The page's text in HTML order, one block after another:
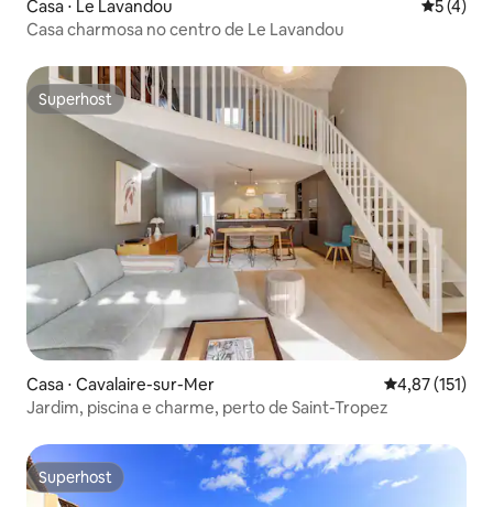
Casa ⋅ Le Lavandou 5 de
5 (4)
Casa charmosa no centro de Le Lavandou
Superhost
Superhost
Casa ⋅ Cavalaire-sur-Mer 4,87 de uma
4,87 (151)
Jardim, piscina e charme, perto de Saint-Tropez
Superhost
Superhost